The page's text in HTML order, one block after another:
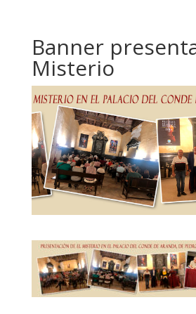
Banner
Misterio